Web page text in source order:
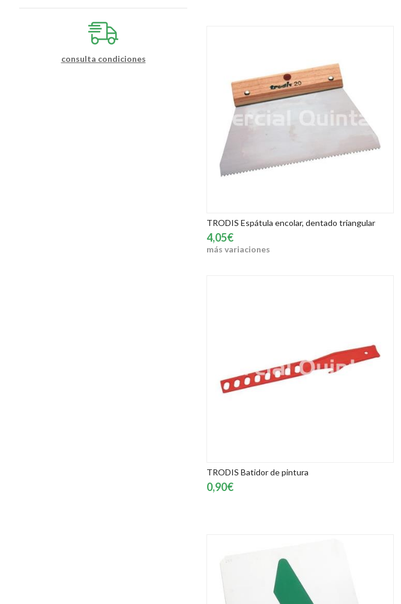
TRODIS Espátula encolar, dentado triangular
4,05€
más variaciones
TRODIS Batidor de pintura
0,90€
consulta condiciones